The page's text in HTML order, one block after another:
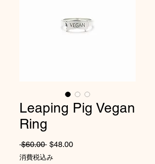
Leaping Pig Vegan
Ring
$60.00 通常価格
$48.00セール価格
消費税込み